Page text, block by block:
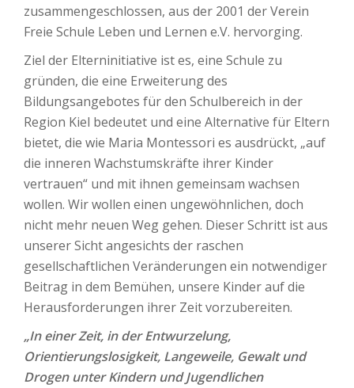
zusammengeschlossen, aus der 2001 der Verein
Freie Schule Leben und Lernen e.V. hervorging.
Ziel der Elterninitiative ist es, eine Schule zu
gründen, die eine Erweiterung des
Bildungsangebotes für den Schulbereich in der
Region Kiel bedeutet und eine Alternative für Eltern
bietet, die wie Maria Montessori es ausdrückt, „auf
die inneren Wachstumskräfte ihrer Kinder
vertrauen“ und mit ihnen gemeinsam wachsen
wollen. Wir wollen einen ungewöhnlichen, doch
nicht mehr neuen Weg gehen. Dieser Schritt ist aus
unserer Sicht angesichts der raschen
gesellschaftlichen Veränderungen ein notwendiger
Beitrag in dem Bemühen, unsere Kinder auf die
Herausforderungen ihrer Zeit vorzubereiten.
„In einer Zeit, in der Entwurzelung,
Orientierungslosigkeit, Langeweile, Gewalt und
Drogen unter Kindern und Jugendlichen